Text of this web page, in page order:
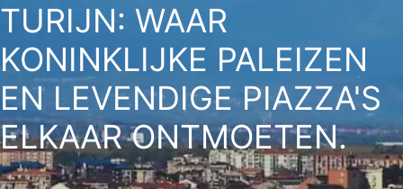
TURIJN: WAAR
KONINKLIJKE PALEIZEN
EN LEVENDIGE PIAZZA'S
ELKAAR ONTMOETEN.